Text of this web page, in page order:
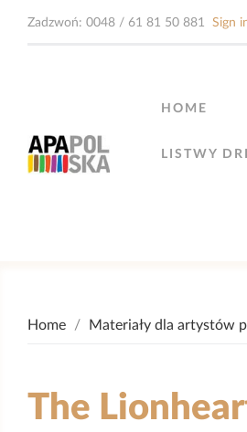
Zadzwoń: 0048 / 61 81 50 881 Sign
HOME
LISTWY
Home Materiały dla artystów
The